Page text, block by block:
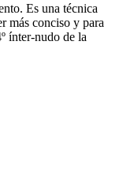
Es una técnica
más conciso y para
ínter-nudo de la